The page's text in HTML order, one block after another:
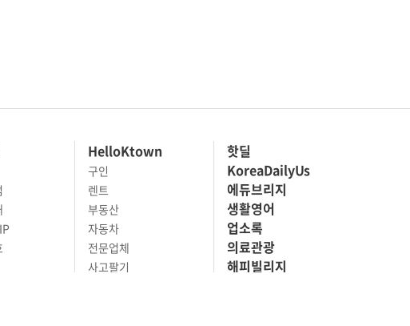
HelloKtown
구인
렌트
부동산
자동차
핫딜
KoreaDailyUs
에듀브리지
생활영어
업소록